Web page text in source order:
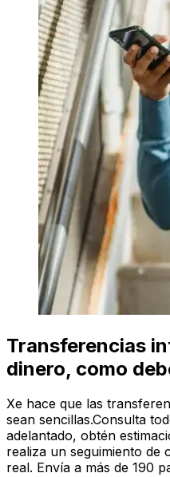
Transferencias
dinero, como
Xe hace que las
sean sencillas.Consulta
adelantado, obtén
realiza un seguimiento de
real. Envía a más de 190